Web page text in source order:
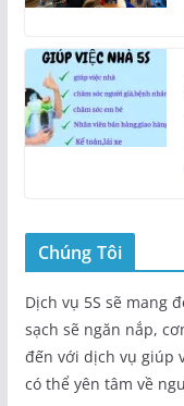
Chúng Tôi
Dịch vụ 5S sẽ mang
sạch sẽ ngăn nắp,
đến với dịch vụ giúp
có thể yên tâm về